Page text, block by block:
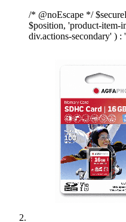
/* @noEscape */
$position, 'product-item-
div.actions-secondary' ) :